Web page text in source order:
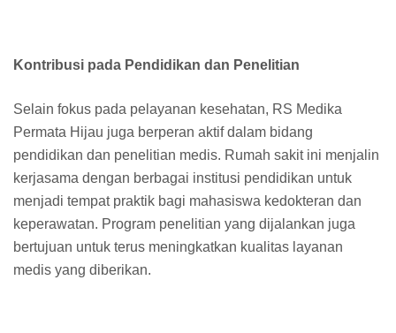
Kontribusi pada Pendidikan dan Penelitian
Selain fokus pada pelayanan kesehatan, RS Medika
Permata Hijau juga berperan aktif dalam bidang
pendidikan dan penelitian medis. Rumah sakit ini menjalin
kerjasama dengan berbagai institusi pendidikan untuk
menjadi tempat praktik bagi mahasiswa kedokteran dan
keperawatan. Program penelitian yang dijalankan juga
bertujuan untuk terus meningkatkan kualitas layanan
medis yang diberikan.